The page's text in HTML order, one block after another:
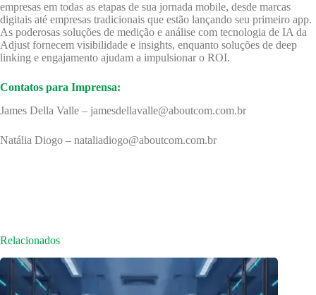
empresas em todas as etapas de sua jornada mobile, desde marcas
digitais até empresas tradicionais que estão lançando seu primeiro app.
As poderosas soluções de medição e análise com tecnologia de IA da
Adjust fornecem visibilidade e insights, enquanto soluções de deep
linking e engajamento ajudam a impulsionar o ROI.
Contatos para Imprensa:
James Della Valle – jamesdellavalle@aboutcom.com.br
Natália Diogo – nataliadiogo@aboutcom.com.br
Relacionados